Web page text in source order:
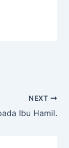
NEXT
Ibu Hamil.